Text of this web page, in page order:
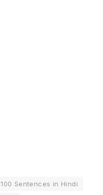
100 Sentences in Hindi